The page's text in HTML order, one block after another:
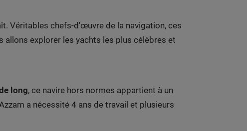
Véritables chefs-d'œuvre de la navigation, ces
allons explorer les yachts les plus célèbres et
long, ce navire hors normes appartient à un
a nécessité 4 ans de travail et plusieurs